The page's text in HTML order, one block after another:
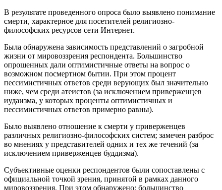
В результате проведенного опроса было выявлено понимание
смерти, характерное для посетителей религиозно-
философских ресурсов сети Интернет.
Была обнаружена зависимость представлений о загробной
жизни от мировоззрения респондента. Большинство
опрошенных дали оптимистичные ответы на вопрос о
возможном посмертном бытии. При этом процент
пессимистичных ответов среди верующих был значительно
ниже, чем среди атеистов (за исключением приверженцев
иудаизма, у которых проценты оптимистичных и
пессимистичных ответов примерно равны).
Было выявлено отношение к смерти у приверженцев
различных религиозно-философских систем; замечен разброс
во мнениях у представителей одних и тех же течений (за
исключением приверженцев буддизма).
Субъективные оценки респондентов были сопоставлены с
официальной точкой зрения, принятой в рамках данного
мировоззрения. При этом обнаружено: большинство